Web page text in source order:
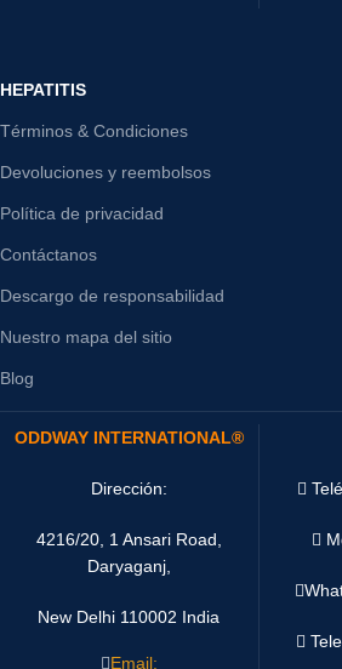
HEPATITIS
Términos & Condiciones
Devoluciones y reembolsos
Política de privacidad
Contáctanos
Descargo de responsabilidad
Nuestro mapa del sitio
Blog
ODDWAY INTERNATIONAL®
Dirección:
4216/20, 1 Ansari Road,
Daryaganj,
New Delhi 110002 India
Email: